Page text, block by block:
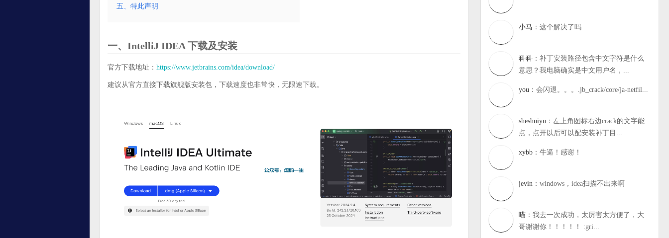
五、特此声明
一、IntelliJ IDEA 下载及安装
官方下载地址： https://www.jetbrains.com/idea/download/
建议从官方直接下载旗舰版安装包，下载速度也非常快，无限速下载。
小马 ：这个解决了吗
科科 ：补丁安装路径包含中文字符是什么
意思？我电脑确实是中文用户名，...
you ：会闪退。。。.jb_crack/core/ja-netfil...
sheshuiyu ：左上角图标右边crack的文字能
点，点开以后可以配安装补丁目...
xybb ：牛逼！感谢！
jevin ：windows，idea扫描不出来啊
喵 ：我去一次成功，太厉害太方便了，大
哥谢谢你！！！！！ :gri...